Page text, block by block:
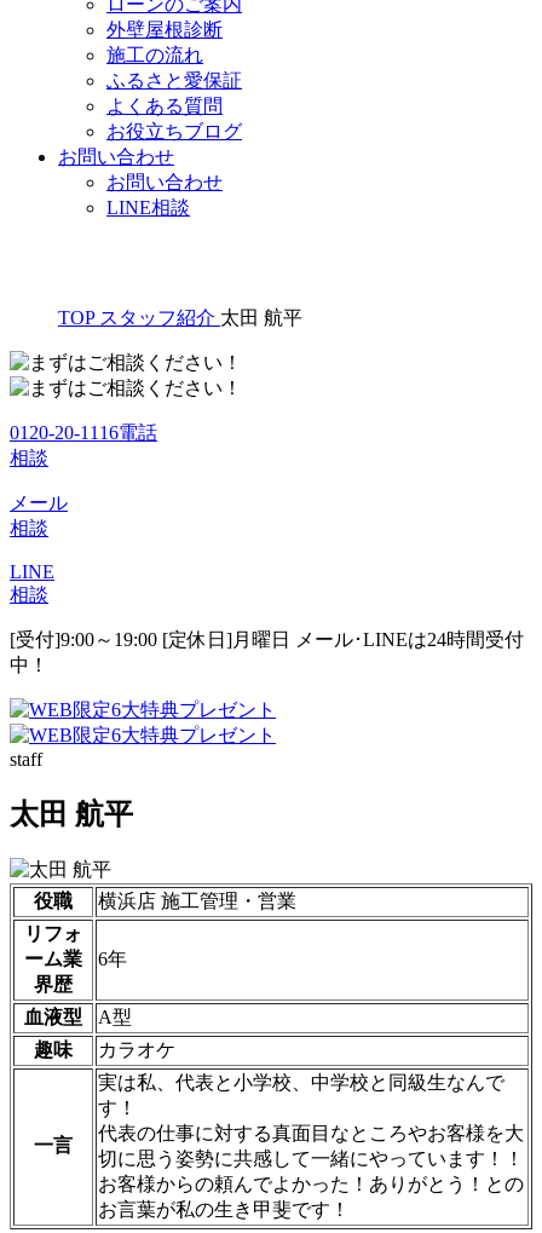
外壁屋根診断
施工の流れ
ふるさと愛保証
よくある質問
お役立ちブログ
お問い合わせ
お問い合わせ
LINE相談
TOP スタッフ紹介 太田 航平
0120-20-1116電話
相談
メール
相談
LINE
相談
[受付]9:00～19:00 [定休日]月曜日
メール･LINEは24時間受付
中！
staff
太田 航平
役職
横浜店 施工管理・営業
リフォ
ーム業
界歴
6年
血液型
A型
趣味
カラオケ
一言
実は私、代表と小学校、中学校と同級生なんで
す！
代表の仕事に対する真面目なところやお客様を大
切に思う姿勢に共感して一緒にやっています！！
お客様からの頼んでよかった！ありがとう！との
お言葉が私の生き甲斐です！